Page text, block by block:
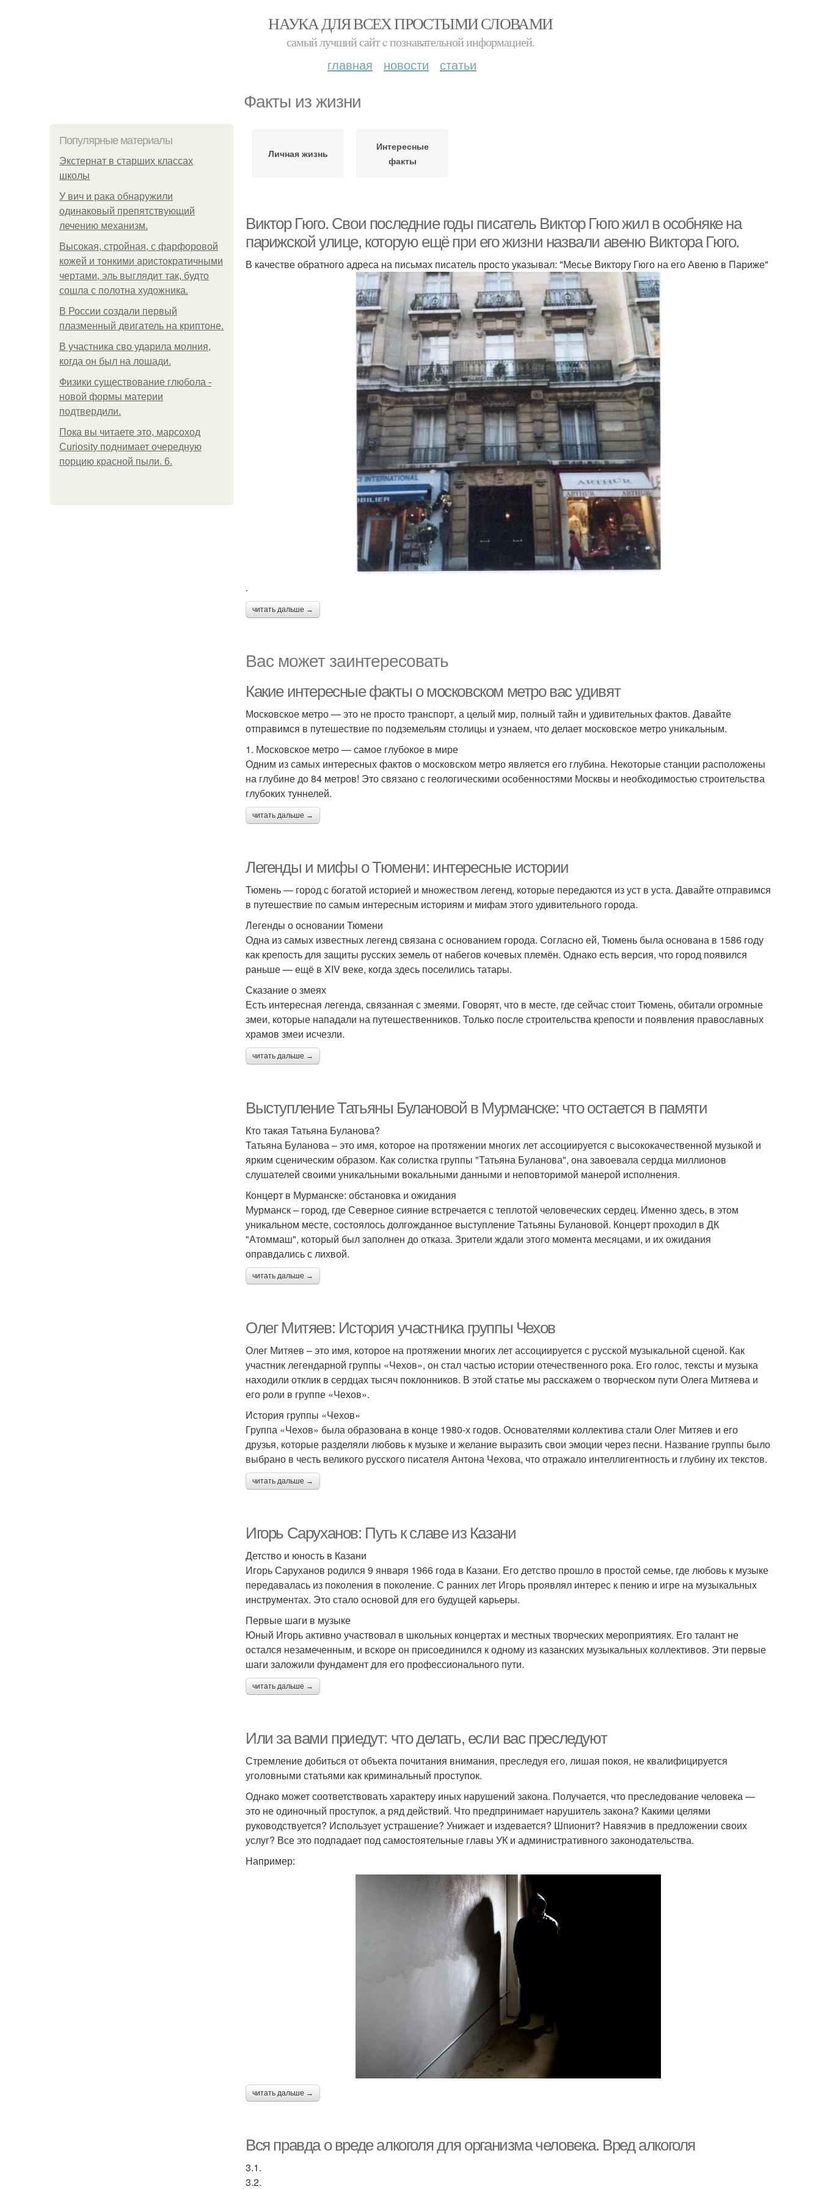
НАУКА ДЛЯ ВСЕХ ПРОСТЫМИ СЛОВАМИ
самый лучший сайт c познавательной информацией.
главная новости статьи
Факты из жизни
Популярные материалы
Экстернат в старших классах
школы
У вич и рака обнаружили
одинаковый препятствующий
лечению механизм.
Высокая, стройная, с фарфоровой
кожей и тонкими аристократичными
чертами, эль выглядит так, будто
сошла с полотна художника.
В России создали первый
плазменный двигатель на криптоне.
В участника сво ударила молния,
когда он был на лошади.
Физики существование глюбола -
новой формы материи
подтвердили.
Пока вы читаете это, марсоход
Curiosity поднимает очередную
порцию красной пыли. 6.
Личная жизнь
Интересные
факты
Виктор Гюго. Свои последние годы писатель Виктор Гюго жил в особняке на
парижской улице, которую ещё при его жизни назвали авеню Виктора Гюго.
В качестве обратного адреса на письмах писатель просто указывал: "Месье Виктору Гюго на его Авеню в Париже"
.
читать дальше →
Вас может заинтересовать
Какие интересные факты о московском метро вас удивят
Московское метро — это не просто транспорт, а целый мир, полный тайн и удивительных фактов. Давайте
отправимся в путешествие по подземельям столицы и узнаем, что делает московское метро уникальным.
1. Московское метро — самое глубокое в мире
Одним из самых интересных фактов о московском метро является его глубина. Некоторые станции расположены
на глубине до 84 метров! Это связано с геологическими особенностями Москвы и необходимостью строительства
глубоких туннелей.
читать дальше →
Легенды и мифы о Тюмени: интересные истории
Тюмень — город с богатой историей и множеством легенд, которые передаются из уст в уста. Давайте отправимся
в путешествие по самым интересным историям и мифам этого удивительного города.
Легенды о основании Тюмени
Одна из самых известных легенд связана с основанием города. Согласно ей, Тюмень была основана в 1586 году
как крепость для защиты русских земель от набегов кочевых племён. Однако есть версия, что город появился
раньше — ещё в XIV веке, когда здесь поселились татары.
Сказание о змеях
Есть интересная легенда, связанная с змеями. Говорят, что в месте, где сейчас стоит Тюмень, обитали огромные
змеи, которые нападали на путешественников. Только после строительства крепости и появления православных
храмов змеи исчезли.
читать дальше →
Выступление Татьяны Булановой в Мурманске: что остается в памяти
Кто такая Татьяна Буланова?
Татьяна Буланова – это имя, которое на протяжении многих лет ассоциируется с высококачественной музыкой и
ярким сценическим образом. Как солистка группы "Татьяна Буланова", она завоевала сердца миллионов
слушателей своими уникальными вокальными данными и неповторимой манерой исполнения.
Концерт в Мурманске: обстановка и ожидания
Мурманск – город, где Северное сияние встречается с теплотой человеческих сердец. Именно здесь, в этом
уникальном месте, состоялось долгожданное выступление Татьяны Булановой. Концерт проходил в ДК
"Атоммаш", который был заполнен до отказа. Зрители ждали этого момента месяцами, и их ожидания
оправдались с лихвой.
читать дальше →
Олег Митяев: История участника группы Чехов
Олег Митяев – это имя, которое на протяжении многих лет ассоциируется с русской музыкальной сценой. Как
участник легендарной группы «Чехов», он стал частью истории отечественного рока. Его голос, тексты и музыка
находили отклик в сердцах тысяч поклонников. В этой статье мы расскажем о творческом пути Олега Митяева и
его роли в группе «Чехов».
История группы «Чехов»
Группа «Чехов» была образована в конце 1980-х годов. Основателями коллектива стали Олег Митяев и его
друзья, которые разделяли любовь к музыке и желание выразить свои эмоции через песни. Название группы было
выбрано в честь великого русского писателя Антона Чехова, что отражало интеллигентность и глубину их текстов.
читать дальше →
Игорь Саруханов: Путь к славе из Казани
Детство и юность в Казани
Игорь Саруханов родился 9 января 1966 года в Казани. Его детство прошло в простой семье, где любовь к музыке
передавалась из поколения в поколение. С ранних лет Игорь проявлял интерес к пению и игре на музыкальных
инструментах. Это стало основой для его будущей карьеры.
Первые шаги в музыке
Юный Игорь активно участвовал в школьных концертах и местных творческих мероприятиях. Его талант не
остался незамеченным, и вскоре он присоединился к одному из казанских музыкальных коллективов. Эти первые
шаги заложили фундамент для его профессионального пути.
читать дальше →
Или за вами приедут: что делать, если вас преследуют
Стремление добиться от объекта почитания внимания, преследуя его, лишая покоя, не квалифицируется
уголовными статьями как криминальный проступок.
Однако может соответствовать характеру иных нарушений закона. Получается, что преследование человека —
это не одиночный проступок, а ряд действий. Что предпринимает нарушитель закона? Какими целями
руководствуется? Использует устрашение? Унижает и издевается? Шпионит? Навязчив в предложении своих
услуг? Все это подпадает под самостоятельные главы УК и административного законодательства.
Например:
читать дальше →
Вся правда о вреде алкоголя для организма человека. Вред алкоголя
3.1.
3.2.